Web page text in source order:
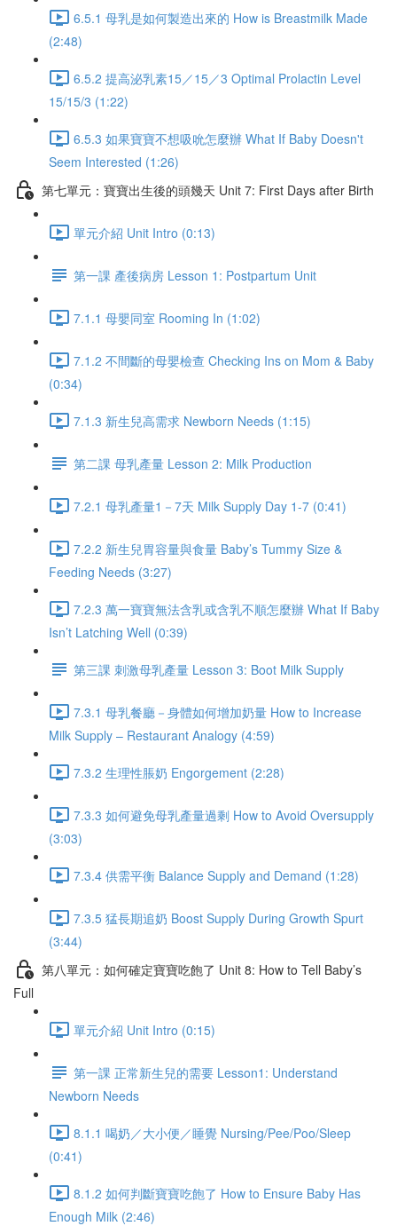
6.5.1 母乳是如何製造出來的 How is Breastmilk Made
(2:48)
6.5.2 提高泌乳素15／15／3 Optimal Prolactin Level
15/15/3 (1:22)
6.5.3 如果寶寶不想吸吮怎麼辦 What If Baby Doesn't
Seem Interested (1:26)
第七單元：寶寶出生後的頭幾天 Unit 7: First Days after Birth
單元介紹 Unit Intro (0:13)
第一課 產後病房 Lesson 1: Postpartum Unit
7.1.1 母嬰同室 Rooming In (1:02)
7.1.2 不間斷的母嬰檢查 Checking Ins on Mom & Baby
(0:34)
7.1.3 新生兒高需求 Newborn Needs (1:15)
第二課 母乳產量 Lesson 2: Milk Production
7.2.1 母乳產量1－7天 Milk Supply Day 1-7 (0:41)
7.2.2 新生兒胃容量與食量 Baby’s Tummy Size &
Feeding Needs (3:27)
7.2.3 萬一寶寶無法含乳或含乳不順怎麼辦 What If Baby
Isn’t Latching Well (0:39)
第三課 刺激母乳產量 Lesson 3: Boot Milk Supply
7.3.1 母乳餐廳－身體如何增加奶量 How to Increase
Milk Supply – Restaurant Analogy (4:59)
7.3.2 生理性脹奶 Engorgement (2:28)
7.3.3 如何避免母乳產量過剩 How to Avoid Oversupply
(3:03)
7.3.4 供需平衡 Balance Supply and Demand (1:28)
7.3.5 猛長期追奶 Boost Supply During Growth Spurt
(3:44)
第八單元：如何確定寶寶吃飽了 Unit 8: How to Tell Baby’s
Full
單元介紹 Unit Intro (0:15)
第一課 正常新生兒的需要 Lesson1: Understand
Newborn Needs
8.1.1 喝奶／大小便／睡覺 Nursing/Pee/Poo/Sleep
(0:41)
8.1.2 如何判斷寶寶吃飽了 How to Ensure Baby Has
Enough Milk (2:46)